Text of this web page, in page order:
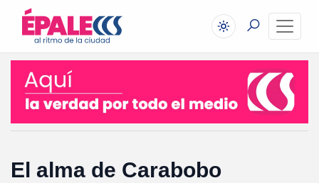
El alma de Carabobo